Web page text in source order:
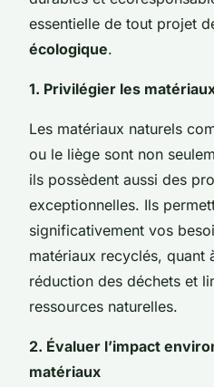
essentielle de tout projet
écologique.
1. Privilégier les
Les matériaux naturels
ou le liège sont non
ils possèdent aussi des
exceptionnelles. Ils
significativement vos
matériaux recyclés, quant
réduction des déchets et
ressources naturelles.
2. Évaluer l’impact
matériaux